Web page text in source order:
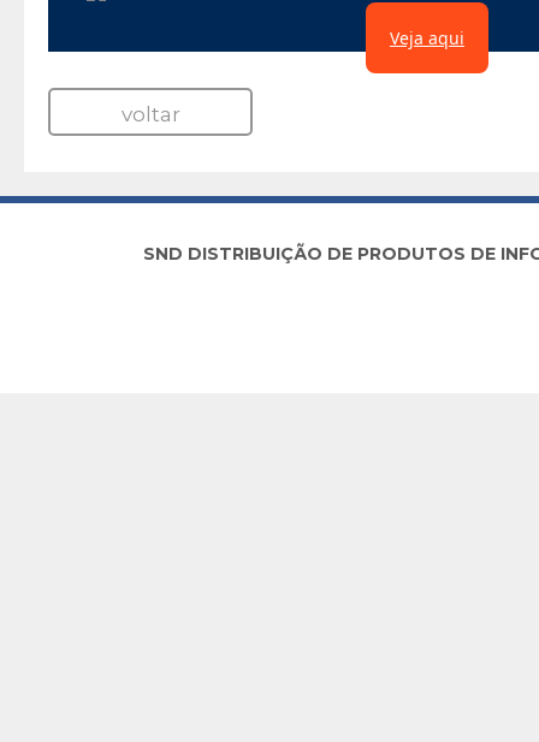
Veja aqui
voltar
SND DISTRIBUIÇÃO DE PRODUTOS DE